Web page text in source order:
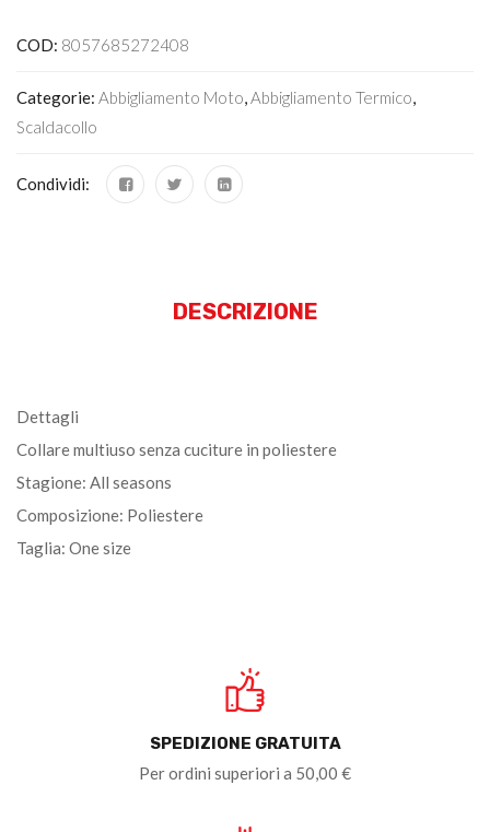
COD: 8057685272408
Categorie: Abbigliamento Moto,Abbigliamento Termico,
Scaldacollo
Condividi:
DESCRIZIONE
Dettagli
Collare multiuso senza cuciture in poliestere
Stagione: All seasons
Composizione: Poliestere
Taglia: One size
SPEDIZIONE GRATUITA
Per ordini superiori a 50,00 €